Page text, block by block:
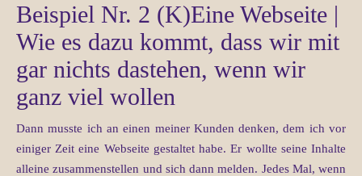
Beispiel Nr. 2 (K)Eine Webseite |
Wie es dazu kommt, dass wir mit
gar nichts dastehen, wenn wir
ganz viel wollen
Dann musste ich an einen meiner Kunden denken, dem ich vor
einiger Zeit eine Webseite gestaltet habe. Er wollte seine Inhalte
alleine zusammenstellen und sich dann melden. Jedes Mal, wenn